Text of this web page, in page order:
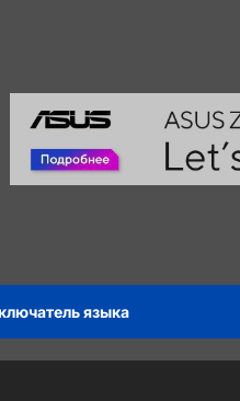
языка